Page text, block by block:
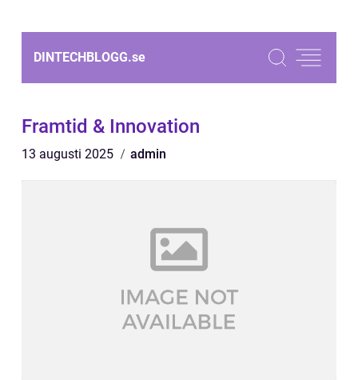
DINTECHBLOGG.se
Framtid & Innovation
13 augusti 2025 admin